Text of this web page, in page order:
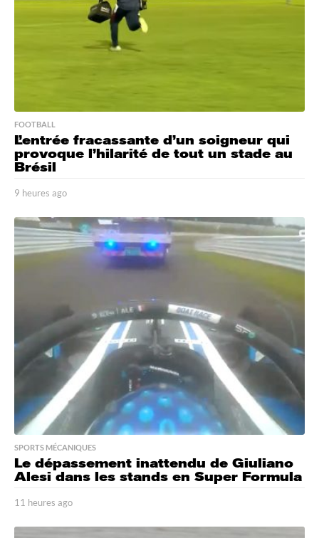
FOOTBALL
L’entrée fracassante d’un soigneur qui
provoque l’hilarité de tout un stade au
Brésil
9 heures ago
e
u
r
o
SPORTS MÉCANIQUES
Le dépassement inattendu de Giuliano
Alesi dans les stands en Super Formula
11 heures ago
h